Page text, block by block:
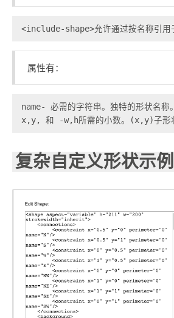
属性有：
name- 必需的字符串。独特的形状名称。
复杂自定义形状示例